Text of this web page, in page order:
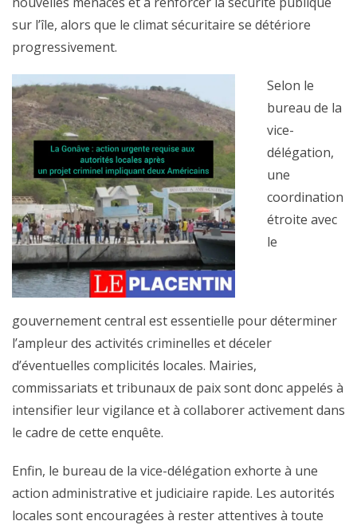
sur l’île, alors que le climat sécuritaire se détériore
progressivement.
Selon le
bureau de la
vice-
délégation,
une
coordination
étroite avec
le
gouvernement central est essentielle pour déterminer
l’ampleur des activités criminelles et déceler
d’éventuelles complicités locales. Mairies,
commissariats et tribunaux de paix sont donc appelés à
intensifier leur vigilance et à collaborer activement dans
le cadre de cette enquête.
Enfin, le bureau de la vice-délégation exhorte à une
action administrative et judiciaire rapide. Les autorités
locales sont encouragées à rester attentives à toute